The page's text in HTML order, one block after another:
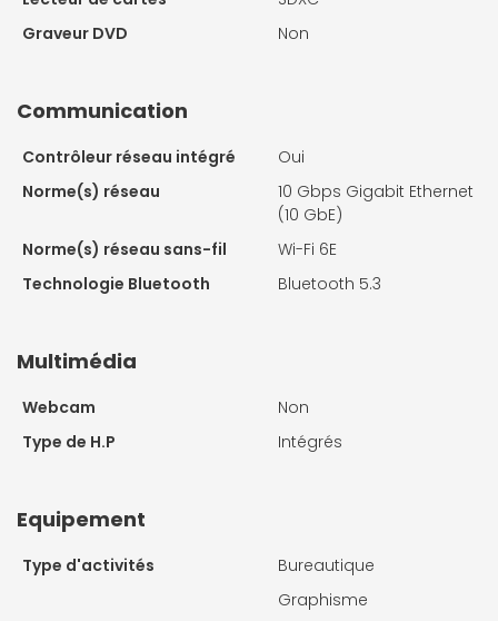
Graveur DVD
Non
Communication
Contrôleur réseau intégré
Oui
Norme(s) réseau
10 Gbps Gigabit Ethernet
(10 GbE)
Norme(s) réseau sans-fil
Wi-Fi 6E
Technologie Bluetooth
Bluetooth 5.3
Multimédia
Webcam
Non
Type de H.P
Intégrés
Equipement
Type d'activités
Bureautique
Graphisme